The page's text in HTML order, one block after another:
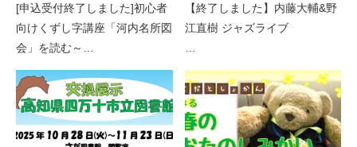
[申込受付終了しました]初心者
向けくずし字講座「河内名所図
会」を読む～…
【終了しました】内藤大輔&野
江直樹 ジャズライブ